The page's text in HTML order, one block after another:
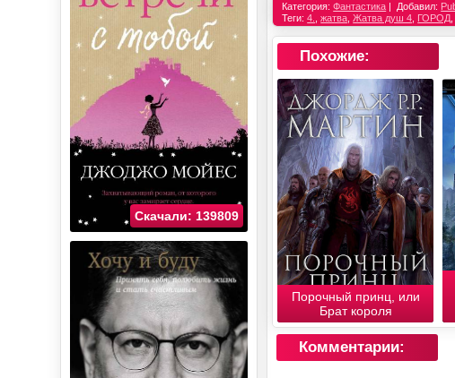
Категория:Фантастика Добавил:
Теги:4. ,жатва ,Жатва душ 4 ГОРОД
Похожие:
Порочный принц, или
Брат короля
Комментарии:
Скачали: 139809